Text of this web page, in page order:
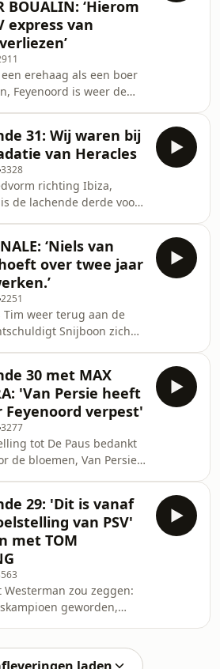
een overwinning van FC
we te maken met
salonremise. Het is
op naar een nieuwe
De Derde Helft. ✉️ Op
ju
BOUALIN: ‘Hierom
express van
erehaag als een boer
Feyenoord is weer de
zijn de
druiven zuur voor
en degradeert NAC
paspoortgate - in
in Nederland - gestrand
yallah
aflevering van De
✉️ Op vrijdag kunne
31: Wij waren bij
van Heracles
3328
richting Ibiza,
de lachende derde voor
pakt AZ toch een
deze week, Oops
again en waren wij de
van Heracles. Het is
Koningsnacht, we zijn
van het Asito stadion
onze studio geraced
‘Niels van
over twee jaar
2251
Tim weer terug aan de
Snijboon zich
van De Derde Helft.
kunnen jullie met ons
vooruitblikken op het
Eredivisie-weekend. Gijs,
Pepijn en RogierPablo
ding delen waar
in d
30 met MAX
'Van Persie heeft
Feyenoord verpest'
3277
tot De Paus bedankt
de bloemen, Van Persie
trage Remko Pasvoor
spelen Keesie en Clasie
overhoop, heeft Pepijn
regel voor de
was RogierPablo te
staatstelevisie,
aan alle nieuwe
kijkers en heb
29: 'Dit is vanaf
van PSV'
met TOM
Westerman zou zeggen:
geworden,
Europese plaatsen.